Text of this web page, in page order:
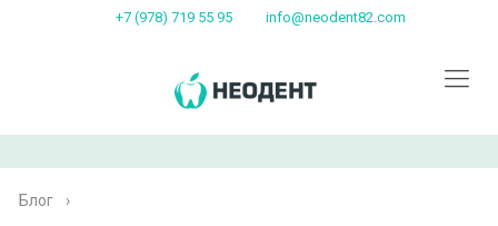
+7 (978) 719 55 95 info@neodent82.com
Блог ›